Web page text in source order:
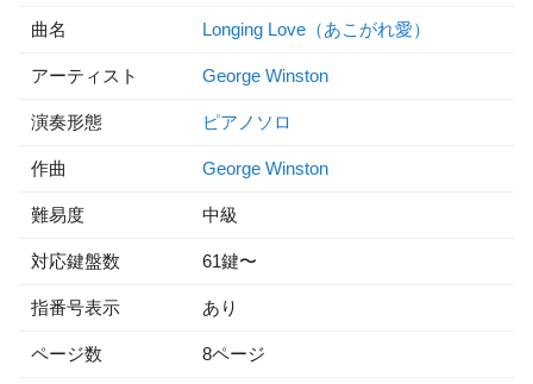
曲名 Longing Love（あこがれ愛）
アーティスト George Winston
演奏形態 ピアノソロ
作曲 George Winston
難易度 中級
対応鍵盤数 61鍵〜
指番号表示 あり
ページ数 8ページ